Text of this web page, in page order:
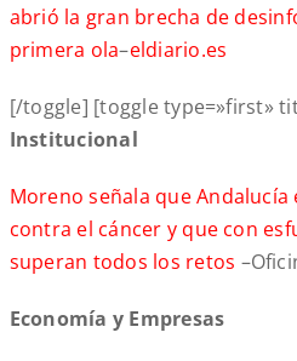
abrió la gran brecha de
primera ola–eldiario.es
[/toggle] [toggle type=»first»
Institucional
Moreno señala que
contra el cáncer y que con
superan todos los retos
Economía y Empresas